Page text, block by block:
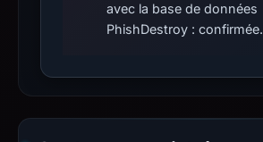
avec la base de données
PhishDestroy : confirmée.